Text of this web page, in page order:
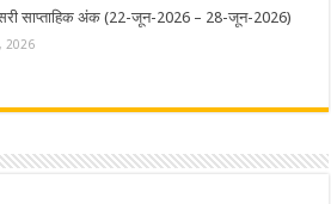
साप्ताहिक अंक (22-जून-2026 – 28-जून-2026)
2026